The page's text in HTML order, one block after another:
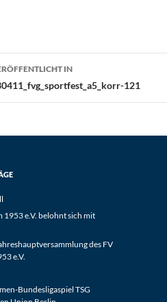
IN
121
1953 e.V. belohnt sich mit
des FV
e.V.
Bundesligaspiel TSG